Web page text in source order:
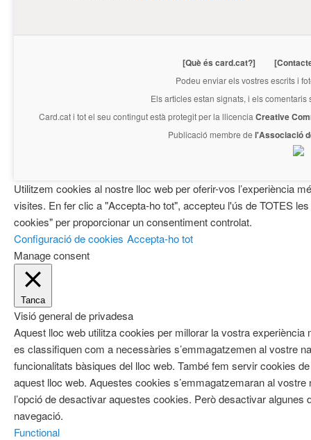
[Què és card.cat?]
Podeu enviar els vostres escrits i
Els articles estan signats, i els
Card.cati tot el seu contingut està protegit per la llicencia Creative
Publicació membre de l'Associació
Utilitzem cookies al nostre lloc web per oferir-vos l’experiència
visites. En fer clic a "Accepta-ho tot", accepteu l'ús de TOTES
cookies" per proporcionar un consentiment controlat.
Configuració de cookies Accepta-ho tot
Manage consent
Tanca
Visió general de privadesa
Aquest lloc web utilitza cookies per millorar la vostra
es classifiquen com a necessàries s’emmagatzemen al vostre
funcionalitats bàsiques del lloc web. També fem servir cookies
aquest lloc web. Aquestes cookies s’emmagatzemaran al
l’opció de desactivar aquestes cookies. Però desactivar
navegació.
Functional